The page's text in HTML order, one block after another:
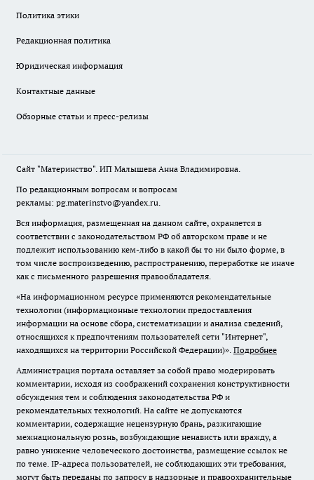
Политика этики
Редакционная политика
Юридическая информация
Контактные данные
Обзорные статьи и пресс-релизы
Сайт "Материнство". ИП Малышева Анна Владимировна.
По редакционным вопросам и вопросам
рекламы: pg.materinstvo@yandex.ru.
Вся информация, размещенная на данном сайте, охраняется в
соответствии с законодательством РФ об авторском праве и не
подлежит использованию кем-либо в какой бы то ни было форме, в
том числе воспроизведению, распространению, переработке не иначе
как с письменного разрешения правообладателя.
«На информационном ресурсе применяются рекомендательные
технологии (информационные технологии предоставления
информации на основе сбора, систематизации и анализа сведений,
относящихся к предпочтениям пользователей сети "Интернет",
находящихся на территории Российской Федерации)». Подробнее
Администрация портала оставляет за собой право модерировать
комментарии, исходя из соображений сохранения конструктивности
обсуждения тем и соблюдения законодательства РФ и
рекомендательных технологий. На сайте не допускаются
комментарии, содержащие нецензурную брань, разжигающие
межнациональную рознь, возбуждающие ненависть или вражду, а
равно унижение человеческого достоинства, размещение ссылок не
по теме. IP-адреса пользователей, не соблюдающих эти требования,
могут быть переданы по запросу в надзорные и правоохранительные